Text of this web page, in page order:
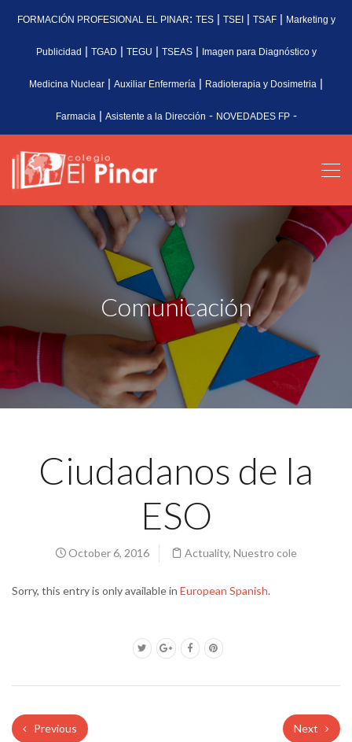
FORMACIÓN PROFESIONAL EL PINAR: TES| TSEI| TSAF| Marketing y
Publicidad | TGAD | TEGU | TSEAS| Imagen para Diagnóstico y
Medicina Nuclear | Auxiliar Enfermería | Radioterapia y Dosimetria |
Farmacia | Asistente a la Dirección - NOVEDADES FP-
Comunicación
Ciudadanos de la
ESO
October 6, 2016 Actuality, Nuestro cole
Sorry, this entry is only available in European Spanish.
Previous Next